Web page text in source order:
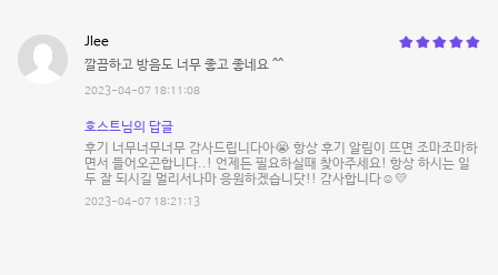
Jlee
깔끔하고 방음도 너무 좋고 좋네요 ^^
2023-04-07 18:11:08
호스트님의 답글
후기 너무너무너무 감사드립니다아😭 항상 후기 알림이 뜨면 조마조마하
면서 들어오곤합니다..! 언제든 필요하실때 찾아주세요! 항상 하시는 일
두 잘 되시길 멀리서나마 응원하겠습니닷!! 감사합니다☺️💛
2023-04-07 18:21:13